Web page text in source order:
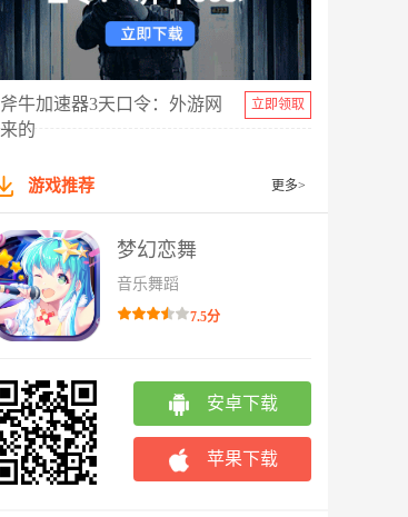
斧牛加速器3天口令：外游网
来的
立即领取
游戏推荐 更多>
梦幻恋舞
音乐舞蹈
7.5分
安卓下载
苹果下载